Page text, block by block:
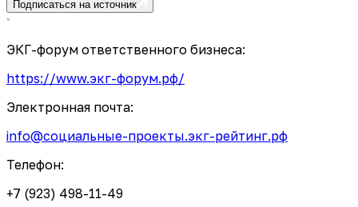
Подписаться на источник
ЭКГ-форум ответственного бизнеса:
https://www.экг-форум.рф/
Электронная почта:
info@социальные-проекты.экг-рейтинг.рф
Телефон:
+7 (923) 498-11-49